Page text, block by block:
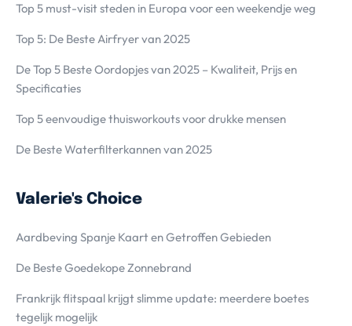
Top 5 must-visit steden in Europa voor een weekendje weg
Top 5: De Beste Airfryer van 2025
De Top 5 Beste Oordopjes van 2025 – Kwaliteit, Prijs en
Specificaties
Top 5 eenvoudige thuisworkouts voor drukke mensen
De Beste Waterfilterkannen van 2025
Valerie's Choice
Aardbeving Spanje Kaart en Getroffen Gebieden
De Beste Goedekope Zonnebrand
Frankrijk flitspaal krijgt slimme update: meerdere boetes
tegelijk mogelijk